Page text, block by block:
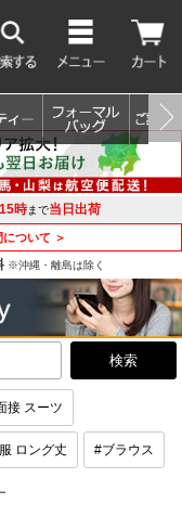
時まで当日出荷
について ＞
※沖縄・離島は除く
接 スーツ
ロング丈 #ブラウス